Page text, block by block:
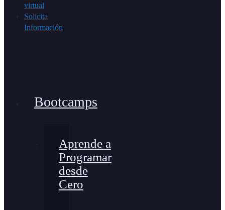
virtual
Solicita
Información
Bootcamps
Aprende a
Programar
desde
Cero